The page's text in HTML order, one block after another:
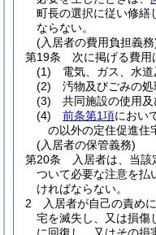
町長の選択に従い修繕
ならない。
(入居者の費用負担義務
第19条
次に掲げる費用
(1)
電気、ガス、水
(2)
汚物及びごみの
(3)
共同施設の使用
(4)
前条第1項におい
の以外の定住促進住
(入居者の保管義務)
第20条
入居者は、当
ついて必要な注意を払
ければならない。
2
入居者が自己の責め
宅を滅失し、又は損傷